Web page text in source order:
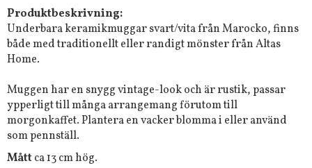
Produktbeskrivning:
Underbara keramikmuggar svart/vita från Marocko, finns
både med traditionellt eller randigt mönster från Altas
Home.
Muggen har en snygg vintage-look och är rustik, passar
ypperligt till många arrangemang förutom till
morgonkaffet. Plantera en vacker blomma i eller använd
som pennställ.
Måttca 13 cm hög.